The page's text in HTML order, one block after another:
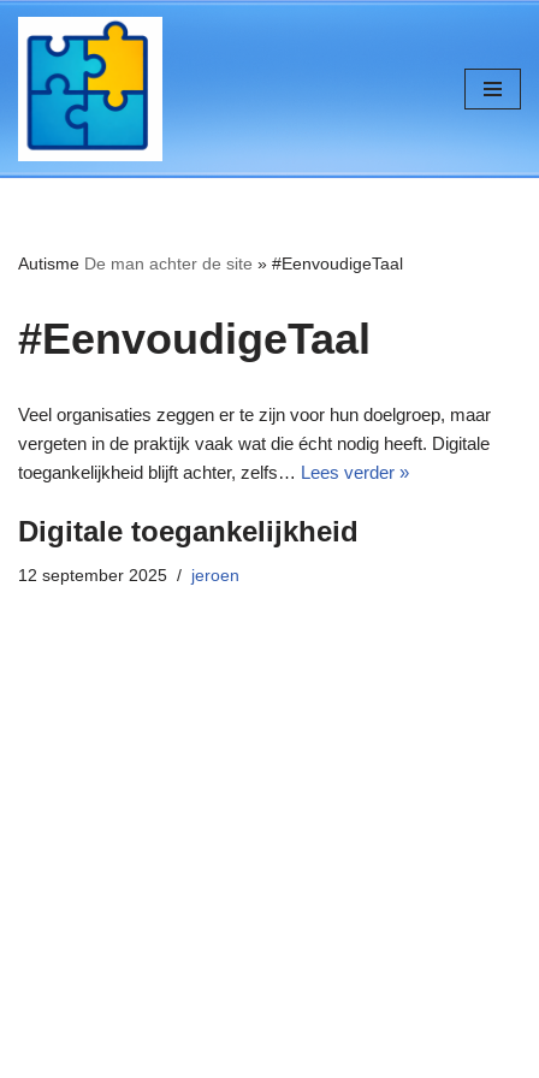
de
inhoud
naar
inhoud
Autisme De man achter de site » #EenvoudigeTaal
#EenvoudigeTaal
Veel organisaties zeggen er te zijn voor hun doelgroep, maar
vergeten in de praktijk vaak wat die écht nodig heeft. Digitale
toegankelijkheid blijft achter, zelfs… Lees verder »
Digitale toegankelijkheid
12 september 2025 jeroen